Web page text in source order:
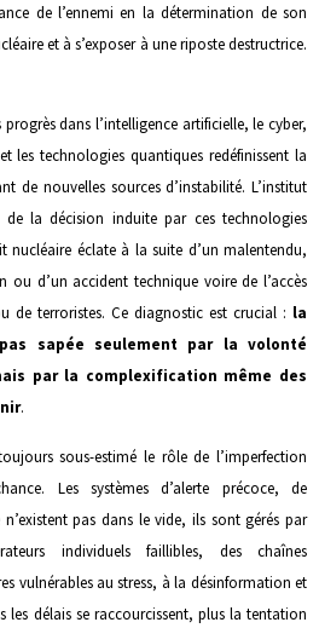
de l’ennemi en la détermination de son
et à s’exposer à une riposte destructrice.
progrès dans l’intelligence artificielle, le cyber,
les technologies quantiques redéfinissent la
de nouvelles sources d’instabilité. L’institut
de la décision induite par ces technologies
nucléaire éclate à la suite d’un malentendu,
ou d’un accident technique voire de l’accès
de terroristes. Ce diagnostic est crucial : la
sapée seulement par la volonté
par la complexification même des
.
sous-estimé le rôle de l’imperfection
Les systèmes d’alerte précoce, de
pas dans le vide, ils sont gérés par
individuels faillibles, des chaînes
vulnérables au stress, à la désinformation et
les délais se raccourcissent, plus la tentation